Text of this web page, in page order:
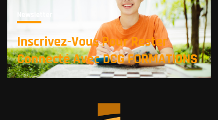
Newsletter
Inscrivez-Vous Pour Rester
Connecté Avec DCG FORMATIONS